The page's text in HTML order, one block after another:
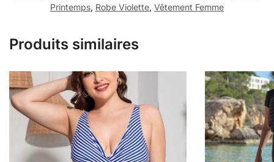
Printemps, Robe Violette, Vêtement Femme
Produits similaires